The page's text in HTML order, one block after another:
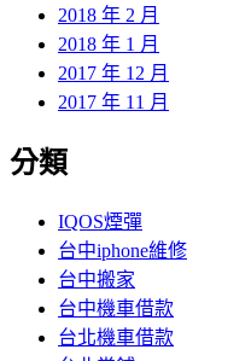
2018 年 2 月
2018 年 1 月
2017 年 12 月
2017 年 11 月
分類
IQOS煙彈
台中iphone維修
台中搬家
台中機車借款
台北機車借款